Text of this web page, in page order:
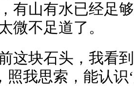
有山有水已经足
微不足道了。
块石头，我看到
照我思索，能认